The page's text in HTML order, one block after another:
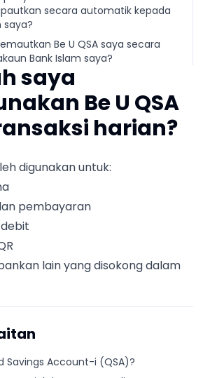
secara automatik kepada
saya?
Be U QSA saya secara
Bank Islam saya?
saya
Be U QSA
harian?
digunakan untuk:
pembayaran
lain yang disokong dalam
Savings Account-i (QSA)?